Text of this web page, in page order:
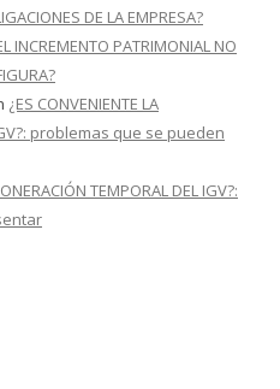
DE LA EMPRESA?
INCREMENTO PATRIMONIAL NO
¿ES CONVENIENTE LA
problemas que se pueden
TEMPORAL DEL IGV?: